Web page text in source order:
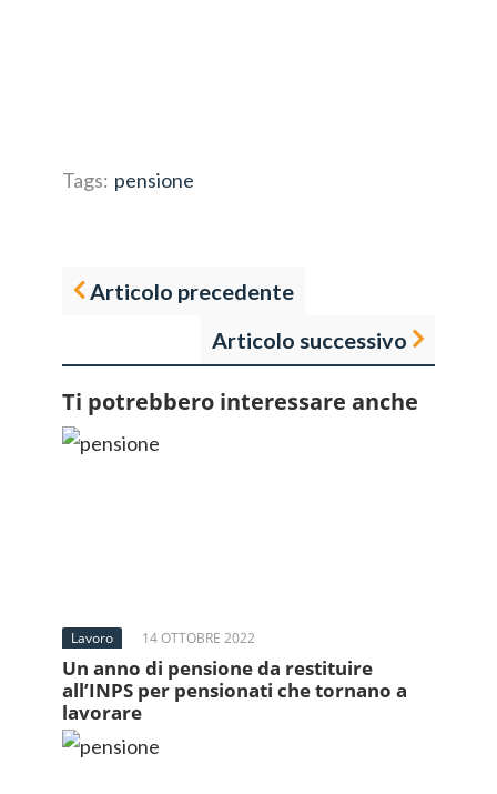
Tags: pensione
Articolo precedente
Articolo successivo
Ti potrebbero interessare anche
Lavoro 14 OTTOBRE 2022
Un anno di pensione da restituire
all’INPS per pensionati che tornano a
lavorare